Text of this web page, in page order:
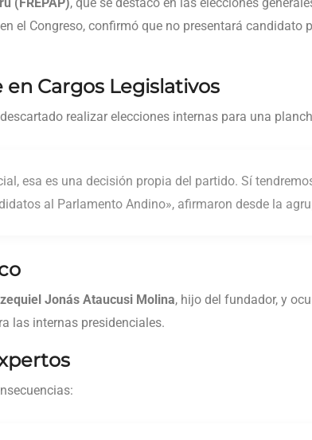
el Congreso, confirmó que no presentará candidato
Cargos Legislativos
realizar elecciones internas para una
esa es una decisión propia del partido. Sí
al Parlamento Andino», afirmaron desde la
Jonás Ataucusi Molina, hijo del fundador, y
las internas presidenciales.